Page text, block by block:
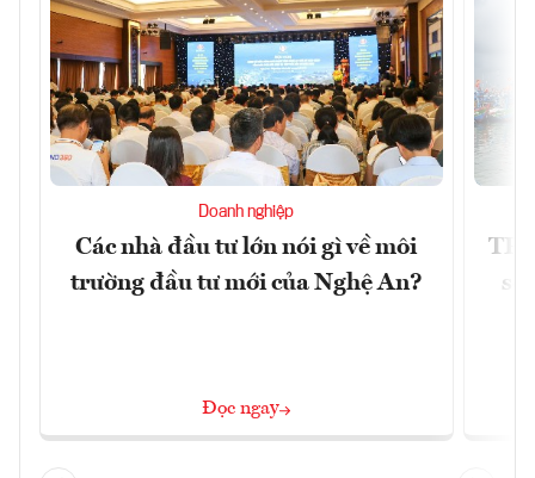
Doanh nghiệp
Các nhà đầu tư lớn nói gì về môi
trường đầu tư mới của Nghệ An?
Đọc ngay